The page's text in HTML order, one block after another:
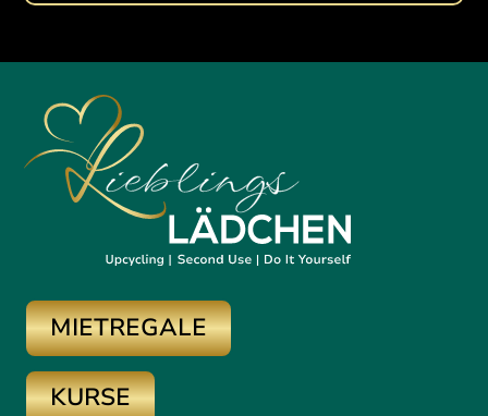
MIETREGALE
KURSE